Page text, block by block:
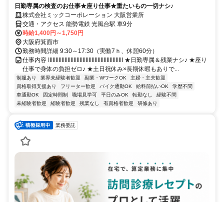
日勤専属の検査のお仕事★座り仕事★重たいもの一切ナシ♪
株式会社ミックコーポレーション 大阪営業所
交通・アクセス 能勢電鉄 光風台駅 車9分
時給1,400円～1,750円
大阪府箕面市
勤務時間詳細 9:30～17:30（実働7ｈ、休憩60分）
仕事内容 IIIIIIIIIIIIIIIIIIIIIIIIIIIIIIIIIIIIIIIIIIIIIIIIII ★日勤専属＆残業ナシ♪ ★座り
仕事で身体の負担ゼロ♪ ★土日祝休み×長期休暇もありで...
制服あり 業界未経験者歓迎 副業・WワークOK
主婦・主夫歓迎
資格取得支援あり
フリーター歓迎 バイク通勤OK 給料前払いOK
学歴不問
車通勤OK
固定時間制 職場見学可 平日のみOK 転勤なし
経験不問
未経験者歓迎
経験者歓迎 残業なし 有資格者歓迎 研修あり
業務委託